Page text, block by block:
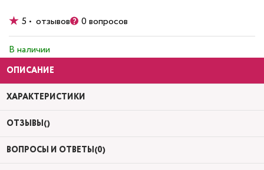
5 • отзывов 0 вопросов
В наличии
ОПИСАНИЕ
ХАРАКТЕРИСТИКИ
ОТЗЫВЫ()
ВОПРОСЫ И ОТВЕТЫ(0)